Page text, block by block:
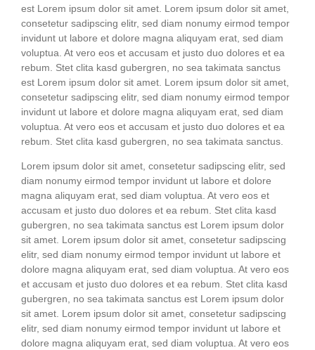
est Lorem ipsum dolor sit amet. Lorem ipsum dolor sit amet,
con­sete­tur sadipscing elitr, sed diam nonumy eirm­od tem­por
invidunt ut labo­re et dolo­re magna ali­quyam erat, sed diam
volup­tua. At vero eos et accu­sam et jus­to duo dolo­res et ea
rebum. Stet cli­ta kasd guber­gren, no sea taki­ma­ta sanc­tus
est Lorem ipsum dolor sit amet. Lorem ipsum dolor sit amet,
con­sete­tur sadipscing elitr, sed diam nonumy eirm­od tem­por
invidunt ut labo­re et dolo­re magna ali­quyam erat, sed diam
volup­tua. At vero eos et accu­sam et jus­to duo dolo­res et ea
rebum. Stet cli­ta kasd guber­gren, no sea taki­ma­ta sanctus.
Lorem ipsum dolor sit amet, con­sete­tur sadipscing elitr, sed
diam nonumy eirm­od tem­por invidunt ut labo­re et dolo­re
magna ali­quyam erat, sed diam volup­tua. At vero eos et
accu­sam et jus­to duo dolo­res et ea rebum. Stet cli­ta kasd
guber­gren, no sea taki­ma­ta sanc­tus est Lorem ipsum dolor
sit amet. Lorem ipsum dolor sit amet, con­sete­tur sadipscing
elitr, sed diam nonumy eirm­od tem­por invidunt ut labo­re et
dolo­re magna ali­quyam erat, sed diam volup­tua. At vero eos
et accu­sam et jus­to duo dolo­res et ea rebum. Stet cli­ta kasd
guber­gren, no sea taki­ma­ta sanc­tus est Lorem ipsum dolor
sit amet. Lorem ipsum dolor sit amet, con­sete­tur sadipscing
elitr, sed diam nonumy eirm­od tem­por invidunt ut labo­re et
dolo­re magna ali­quyam erat, sed diam volup­tua. At vero eos